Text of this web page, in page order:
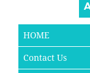
HOME
Contact Us